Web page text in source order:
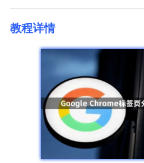
教程详情